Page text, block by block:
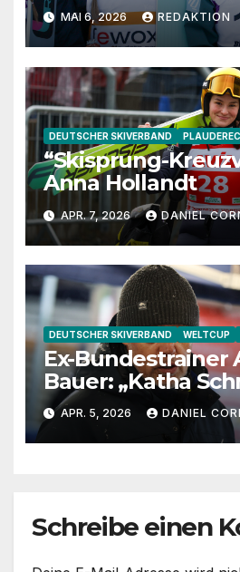
MAI 6, 2026 REDAKTION
DEUTSCHER SKIVERBAND
“Skisprung-
Anna Hollandt
APR. 7, 2026 DANIEL
DEUTSCHER SKIVERBAND WELTCUP
Ex-Bundestrainer
Bauer: „Katha
eine extrem gute
Jugendtrainerin“
APR. 5, 2026 DANIEL
Schreibe einen